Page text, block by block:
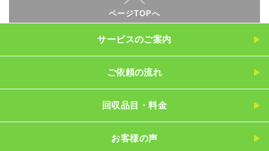
ページTOPへ
サービスのご案内
ご依頼の流れ
回収品目・料金
お客様の声